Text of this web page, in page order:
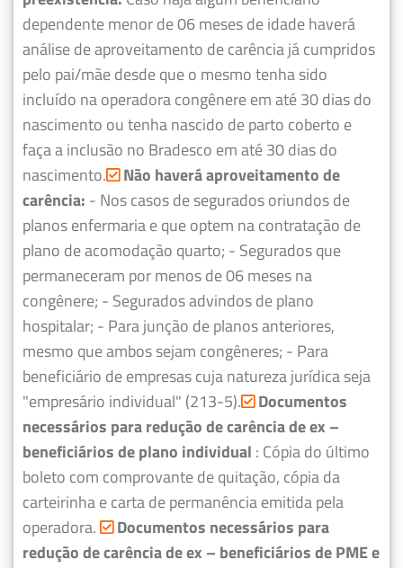
dependente menor de 06 meses de idade haverá
análise de aproveitamento de carência já cumpridos
pelo pai/mãe desde que o mesmo tenha sido
incluído na operadora congênere em até 30 dias do
nascimento ou tenha nascido de parto coberto e
faça a inclusão no Bradesco em até 30 dias do
nascimento. Não haverá aproveitamento de
carência: - Nos casos de segurados oriundos de
planos enfermaria e que optem na contratação de
plano de acomodação quarto; - Segurados que
permaneceram por menos de 06 meses na
congênere; - Segurados advindos de plano
hospitalar; - Para junção de planos anteriores,
mesmo que ambos sejam congêneres; - Para
beneficiário de empresas cuja natureza jurídica seja
"empresário individual" (213-5). Documentos
necessários para redução de carência de ex –
beneficiários de plano individual : Cópia do último
boleto com comprovante de quitação, cópia da
carteirinha e carta de permanência emitida pela
operadora.
Documentos necessários para
redução de carência de ex – beneficiários de PME e